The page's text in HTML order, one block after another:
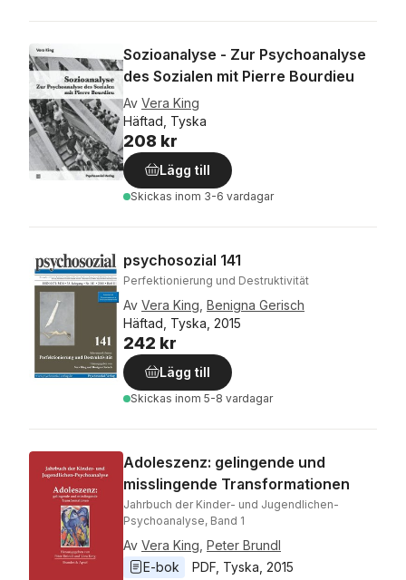
Sozioanalyse - Zur Psychoanalyse
des Sozialen mit Pierre Bourdieu
Av Vera King
Häftad, Tyska
208 kr
Lägg till
Skickas inom 3-6 vardagar
psychosozial 141
Perfektionierung und Destruktivität
Av Vera King Benigna Gerisch
Häftad, Tyska, 2015
242 kr
Lägg till
Skickas inom 5-8 vardagar
Adoleszenz: gelingende und
misslingende Transformationen
Jahrbuch der Kinder- und Jugendlichen-
Psychoanalyse, Band 1
Av Vera King Peter Brundl
E-bok
PDF Tyska 2015